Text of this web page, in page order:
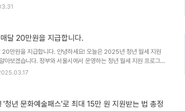
용차를 구매할 경우 기본 보조금 외에 추가로 20%의 국비 보조금
보조금과 중복 가능최대 약 2,000만 원 이상의 보조금 혜택 가
담을 줄이고 친환경 이동 수단을 선택할 수 있는 기회를..
달 20만원을 지급합니다.
20만원을 지급합니다. 안녕하세요! 오늘은 2025년 청년 월세 지원
아보겠습니다. 정부와 서울시에서 운영하는 청년 월세 지원 프로그램
담을 덜어주기 위해 마련된 중요한 제도입니다.📈 정부 청년월세 한
신청 방법: 복지로 온라인 신청 또는 주민센터 방문 👩‍👩‍👧‍👦 서울
년 문화예술패스'로 최대 15만 원 지원받는 법 총정